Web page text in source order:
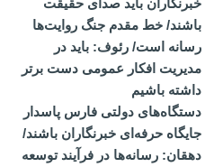
خبرنگاران باید صدای حقیقت
باشند/ خط مقدم جنگ روایت‌ها
رسانه است/ رئوف: باید در
مدیریت افکار عمومی دست برتر
داشته باشیم
دستگاه‌های دولتی فارس پاسدار
جایگاه حرفه‌ای خبرنگاران باشند/
دهقان: رسانه‌ها در فرآیند توسعه